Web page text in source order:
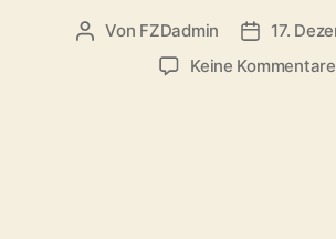
Beitragsautor
Von FZDadmin
17.
Keine Kommentare